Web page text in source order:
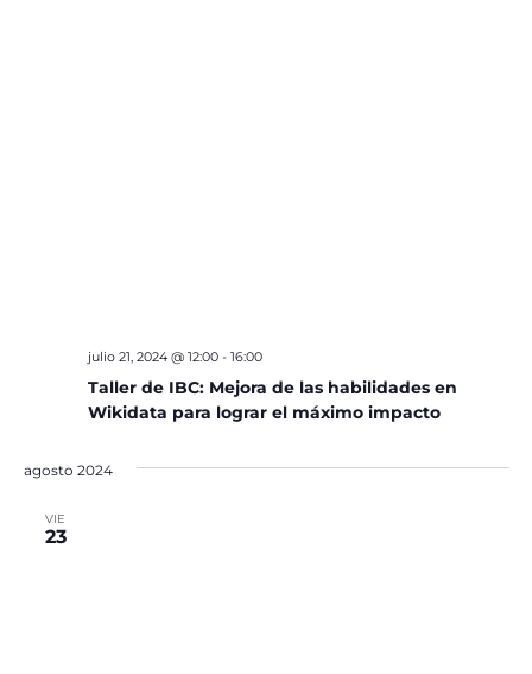
Taller de IBC: Mejora de las habilidades en
Wikidata para lograr el máximo impacto
julio 21, 2024 @ 12:00- 16:00
agosto 2024
VIE
23